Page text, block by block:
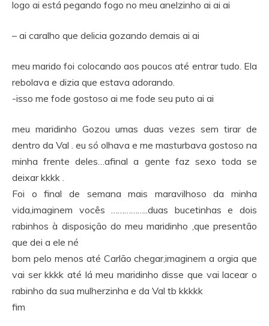
logo ai está pegando fogo no meu anelzinho ai ai ai
– ai caralho que delicia gozando demais ai ai
meu marido foi colocando aos poucos até entrar tudo. Ela
rebolava e dizia que estava adorando.
-isso me fode gostoso ai me fode seu puto ai ai
meu maridinho Gozou umas duas vezes sem tirar de
dentro da Val . eu só olhava e me masturbava gostoso na
minha frente deles…afinal a gente faz sexo toda se
deixar kkkk .
Foi o final de semana mais maravilhoso da minha
vida,imaginem vocês ……………..duas bucetinhas e dois
rabinhos à disposição do meu maridinho ,que presentão
que dei a ele né
bom pelo menos até Carlão chegar,imaginem a orgia que
vai ser kkkk até lá meu maridinho disse que vai lacear o
rabinho da sua mulherzinha e da Val tb kkkkk
fim